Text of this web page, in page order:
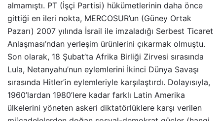
almamıştı. PT (İşçi Partisi) hükümetlerinin daha önce
gittiği en ileri nokta, MERCOSUR’un (Güney Ortak
Pazarı) 2007 yılında İsrail ile imzaladığı Serbest Ticaret
Anlaşması’ndan yerleşim ürünlerini çıkarmak olmuştu.
Son olarak, 18 Şubat’ta Afrika Birliği Zirvesi sırasında
Lula, Netanyahu’nun eylemlerini İkinci Dünya Savaşı
sırasında Hitler’in eylemleriyle karşılaştırdı. Dolayısıyla,
1960’lardan 1980’lere kadar farklı Latin Amerika
ülkelerini yöneten askeri diktatörlüklere karşı verilen